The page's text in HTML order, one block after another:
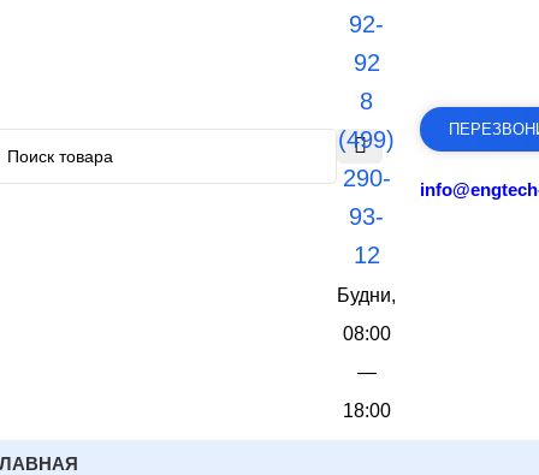
92-
92
8
(499)
290-
93-
12
Будни,
08:00
—
18:00